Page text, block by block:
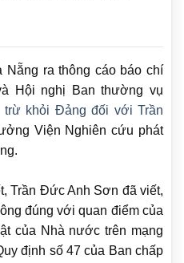
Nẵng ra thông cáo báo chí
Hội nghị Ban thường vụ
trừ khỏi Đảng đối với Trần
Viện Nghiên cứu phát
Trần Đức Anh Sơn đã viết,
đúng với quan điểm của
của Nhà nước trên mạng
định số 47 của Ban chấp